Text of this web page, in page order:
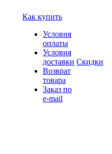
Как купить
Условия
оплаты
Условия
доставки
Возврат
товара
Заказ по
e-mail
Скидки